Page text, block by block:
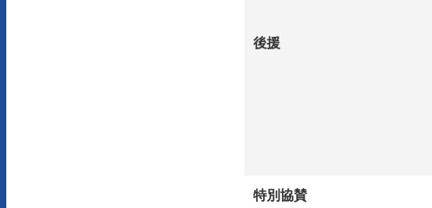
後援
特別協賛